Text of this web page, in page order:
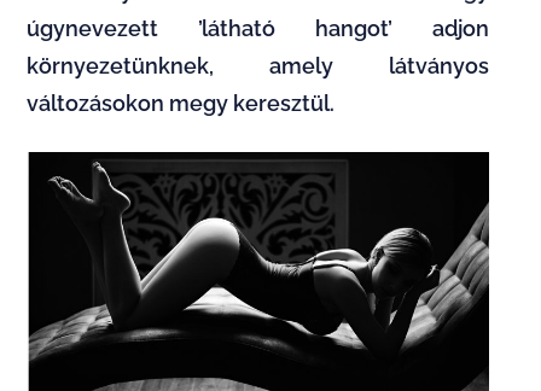
úgynevezett ’látható hangot’ adjon
környezetünknek, amely látványos
változásokon megy keresztül.